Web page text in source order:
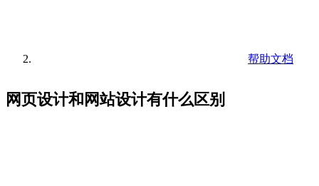
帮助文档
网页设计和网站设计有什么区别